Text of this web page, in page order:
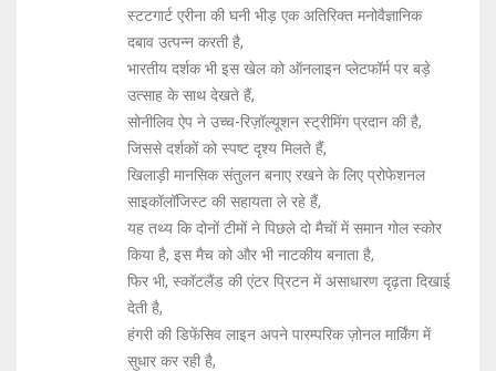
स्टटगार्ट एरीना की घनी भीड़ एक अतिरिक्त मनोवैज्ञानिक
दबाव उत्पन्न करती है,
भारतीय दर्शक भी इस खेल को ऑनलाइन प्लेटफॉर्म पर बड़े
उत्साह के साथ देखते हैं,
सोनीलिव ऐप ने उच्च-रिज़ॉल्यूशन स्ट्रीमिंग प्रदान की है,
जिससे दर्शकों को स्पष्ट दृश्य मिलते हैं,
खिलाड़ी मानसिक संतुलन बनाए रखने के लिए प्रोफेशनल
साइकॉलॉजिस्ट की सहायता ले रहे हैं,
यह तथ्य कि दोनों टीमों ने पिछले दो मैचों में समान गोल स्कोर
किया है, इस मैच को और भी नाटकीय बनाता है,
फिर भी, स्कॉटलैंड की एंटर प्रिटन में असाधारण दृढ़ता दिखाई
देती है,
हंगरी की डिफेंसिव लाइन अपने पारम्परिक ज़ोनल मार्किंग में
सुधार कर रही है,